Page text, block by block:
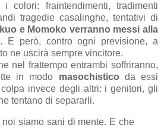
colori: fraintendimenti, tradimenti
tragedie casalinghe, tentativi di
Ikuo e Momoko verranno messi alla
. E però, contro ogni previsione, a
ne uscirà sempre vincitore.
nel frattempo entrambi soffriranno,
in modo masochistico da essi
invece degli altri: i genitori, gli
tentano di separarli.
siamo sani di mente. E che